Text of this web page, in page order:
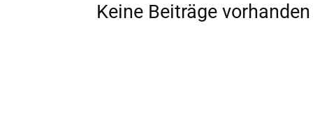
Keine Beiträge vorhanden